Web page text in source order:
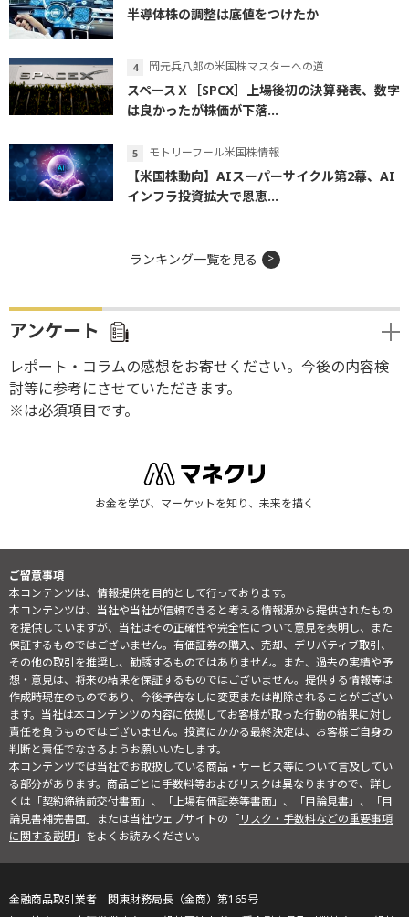
半導体株の調整は底値をつけたか
岡元兵八郎の米国株マスターへの道
スペースＸ［SPCX］上場後初の決算発表、数字
は良かったが株価が下落...
モトリーフール米国株情報
【米国株動向】AIスーパーサイクル第2幕、AI
インフラ投資拡大で恩恵...
ランキング一覧を見る
アンケート
レポート・コラムの感想をお寄せください。今後の内容検
討等に参考にさせていただきます。
※は必須項目です。
お金を学び、マーケットを知り、未来を描く
ご留意事項
本コンテンツは、情報提供を目的として行っております。
本コンテンツは、当社や当社が信頼できると考える情報源から提供されたもの
を提供していますが、当社はその正確性や完全性について意見を表明し、また
保証するものではございません。有価証券の購入、売却、デリバティブ取引、
その他の取引を推奨し、勧誘するものではありません。また、過去の実績や予
想・意見は、将来の結果を保証するものではございません。提供する情報等は
作成時現在のものであり、今後予告なしに変更または削除されることがござい
ます。当社は本コンテンツの内容に依拠してお客様が取った行動の結果に対し
責任を負うものではございません。投資にかかる最終決定は、お客様ご自身の
判断と責任でなさるようお願いいたします。
本コンテンツでは当社でお取扱している商品・サービス等について言及してい
る部分があります。商品ごとに手数料等およびリスクは異なりますので、詳し
くは「契約締結前交付書面」、「上場有価証券等書面」、「目論見書」、「目
論見書補完書面」または当社ウェブサイトの「リスク・手数料などの重要事項
に関する説明」をよくお読みください。
金融商品取引業者 関東財務局長（金商）第165号